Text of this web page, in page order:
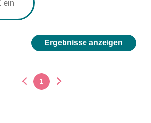
Ergebnisse anzeigen
1